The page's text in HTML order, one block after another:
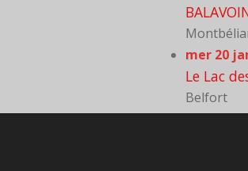
mer 20
Le Lac
Belfort